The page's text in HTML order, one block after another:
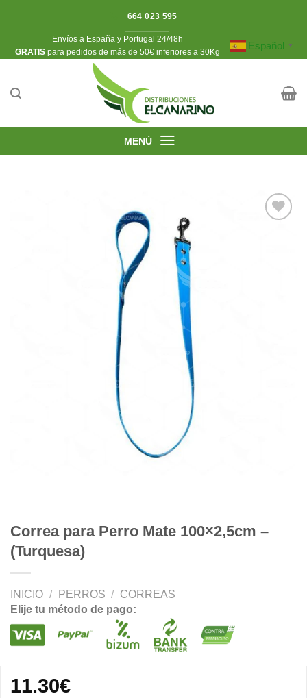
664 023 595
Envíos a España y Portugal 24/48h
​GRATIS para pedidos de más de 50€ inferiores a 30Kg
Español ▼
MENÚ
Correa para Perro Mate 100×2,5cm –
(Turquesa)
INICIO / PERROS / CORREAS
Elije tu método de pago:
11.30€